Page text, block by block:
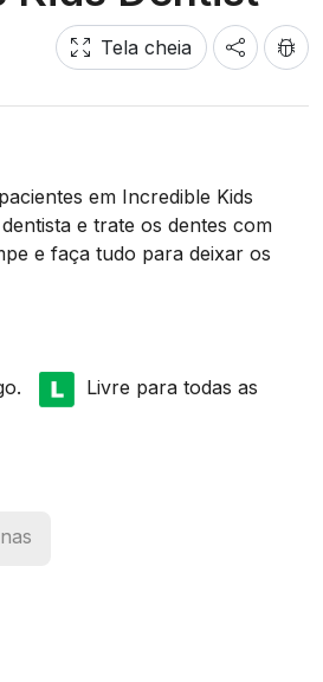
Tela cheia
em Incredible Kids
e trate os dentes com
e faça tudo para deixar os
Livre para todas as